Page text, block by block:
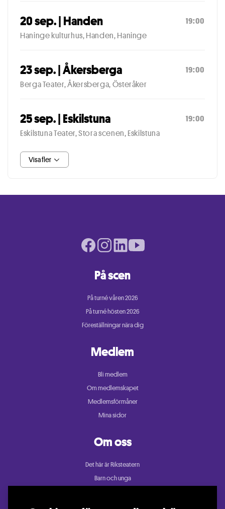
20 sep. | Handen
Haninge kulturhus, Handen, Haninge
19:00
23 sep. | Åkersberga
Berga Teater, Åkersberga, Österåker
19:00
25 sep. | Eskilstuna
Eskilstuna Teater, Stora scenen, Eskilstuna
19:00
Visa fler
På scen
På turné våren 2026
På turné hösten 2026
Föreställningar nära dig
Medlem
Bli medlem
Om medlemskapet
Medlemsförmåner
Mina sidor
Om oss
Det här är Riksteatern
Barn och unga
Facebook page
Instagram page
LinkedIn pageYoutube page